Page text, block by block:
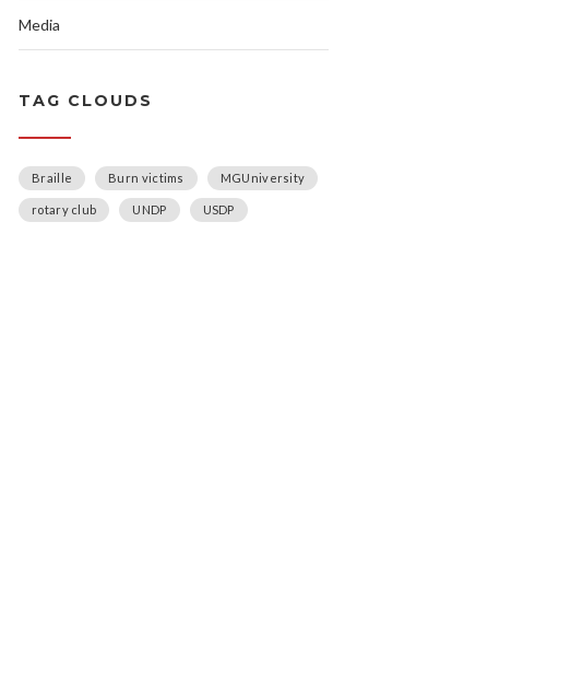
Media
TAG CLOUDS
Braille Burn victims MGUniversity
rotary club UNDP USDP